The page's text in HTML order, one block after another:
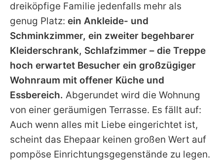
dreiköpfige Familie jedenfalls mehr als
genug Platz: ein Ankleide- und
Schminkzimmer, ein zweiter begehbarer
Kleiderschrank, Schlafzimmer – die Treppe
hoch erwartet Besucher ein großzügiger
Wohnraum mit offener Küche und
Essbereich. Abgerundet wird die Wohnung
von einer geräumigen Terrasse. Es fällt auf:
Auch wenn alles mit Liebe eingerichtet ist,
scheint das Ehepaar keinen großen Wert auf
pompöse Einrichtungsgegenstände zu legen.